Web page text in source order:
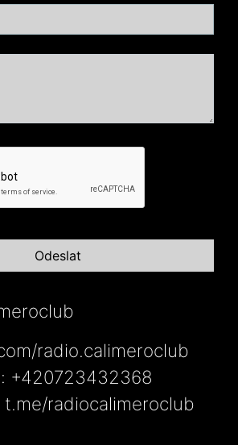
radio.calimeroclub
+420723432368
t.me/radiocalimeroclub